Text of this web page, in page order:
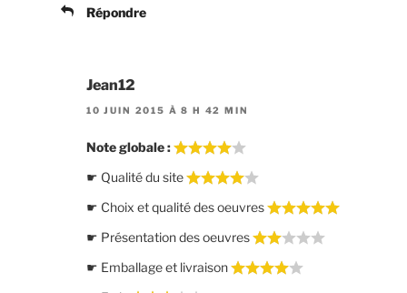
Répondre
Jean12
10 JUIN 2015 À 8 H 42 MIN
Note globale :
☛ Qualité du site
☛ Choix et qualité des oeuvres
☛ Présentation des oeuvres
☛ Emballage et livraison